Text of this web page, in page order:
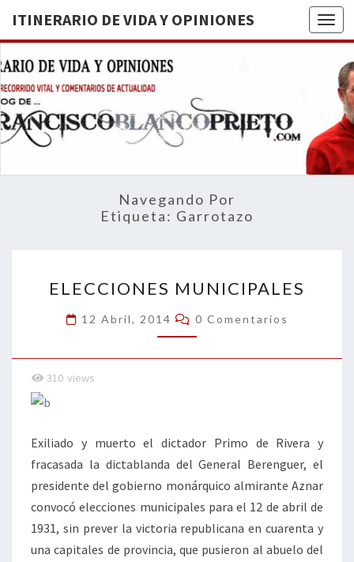
ITINERARIO DE VIDA Y OPINIONES
DE
BREVE
RECORRIDO
VITAL Y
ACTUALIDAD
Navegando Por
Etiqueta: Garrotazo
MUNICIPALES
ELECCIONES MUNICIPALES
12 Abril, 2014 Comentarios
0 Comentarios
310 views
Exiliado y muerto el dictador Primo de Rivera y
fracasada la dictablanda del General Berenguer, el
presidente del gobierno monárquico almirante Aznar
convocó elecciones municipales para el 12 de abril de
1931, sin prever la victoria republicana en cuarenta y
una capitales de provincia, que pusieron al abuelo del